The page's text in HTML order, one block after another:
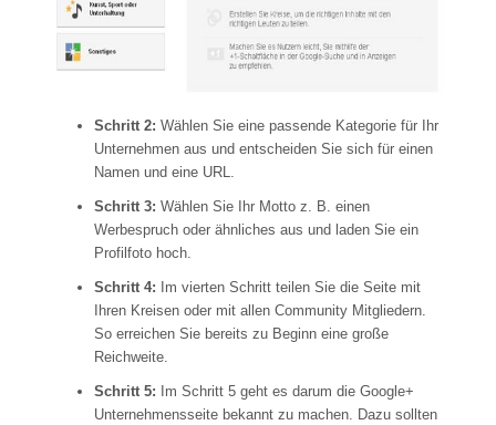
Schritt 2: Wählen Sie eine passende Kategorie für Ihr
Unternehmen aus und entscheiden Sie sich für einen
Namen und eine URL.
Schritt 3: Wählen Sie Ihr Motto z. B. einen
Werbespruch oder ähnliches aus und laden Sie ein
Profilfoto hoch.
Schritt 4: Im vierten Schritt teilen Sie die Seite mit
Ihren Kreisen oder mit allen Community Mitgliedern.
So erreichen Sie bereits zu Beginn eine große
Reichweite.
Schritt 5: Im Schritt 5 geht es darum die Google+
Unternehmensseite bekannt zu machen. Dazu sollten